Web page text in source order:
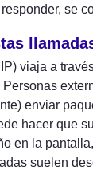
se
viaja a
enviar
hacer que
en la
suelen